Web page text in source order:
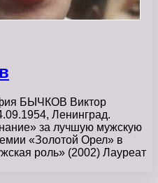
БЫЧКОВ Виктор
Ленинград.
за лучшую мужскую
«Золотой Орел» в
роль» (2002) Лауреат